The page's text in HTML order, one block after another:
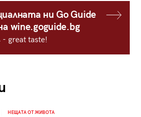
ни Go Guide
wine.goguide.bg
- great taste!
НЕЩАТА ОТ ЖИВОТА